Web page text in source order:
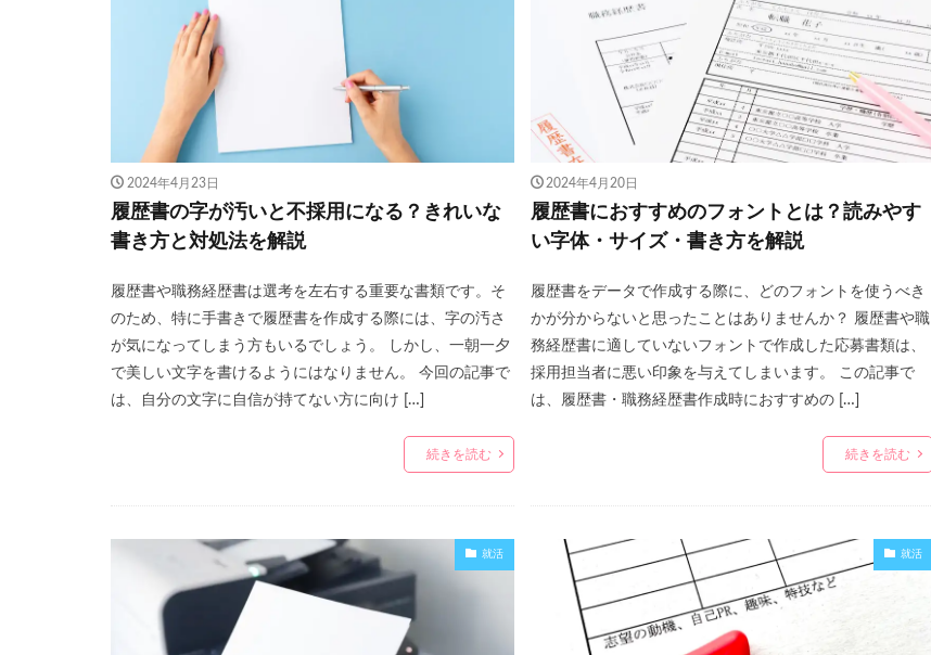
2024年4月23日
履歴書の字が汚いと不採用になる？きれいな
書き方と対処法を解説
履歴書や職務経歴書は選考を左右する重要な書類です。そ
のため、特に手書きで履歴書を作成する際には、字の汚さ
が気になってしまう方もいるでしょう。 しかし、一朝一夕
で美しい文字を書けるようにはなりません。 今回の記事で
は、自分の文字に自信が持てない方に向け […]
続きを読む
2024年4月20日
履歴書におすすめのフォントとは？読みやす
い字体・サイズ・書き方を解説
履歴書をデータで作成する際に、どのフォントを使うべき
かが分からないと思ったことはありませんか？ 履歴書や職
務経歴書に適していないフォントで作成した応募書類は、
採用担当者に悪い印象を与えてしまいます。 この記事で
は、履歴書・職務経歴書作成時におすすめの […]
続きを読む
就活 就活